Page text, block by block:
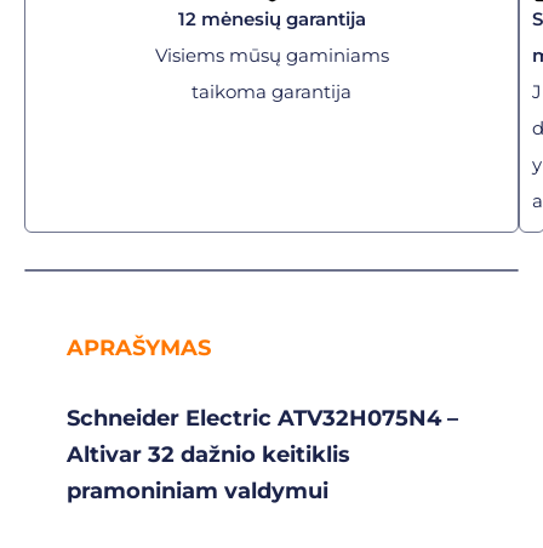
12 mėnesių garantija
Visiems mūsų gaminiams
taikoma garantija
APRAŠYMAS
Schneider Electric ATV32H075N4 –
Altivar 32 dažnio keitiklis
pramoniniam valdymui